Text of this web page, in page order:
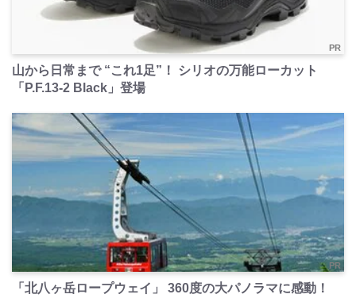
PR
山から日常まで “これ1足”！ シリオの万能ローカット
「P.F.13-2 Black」登場
PR
「北八ヶ岳ロープウェイ」 360度の大パノラマに感動！